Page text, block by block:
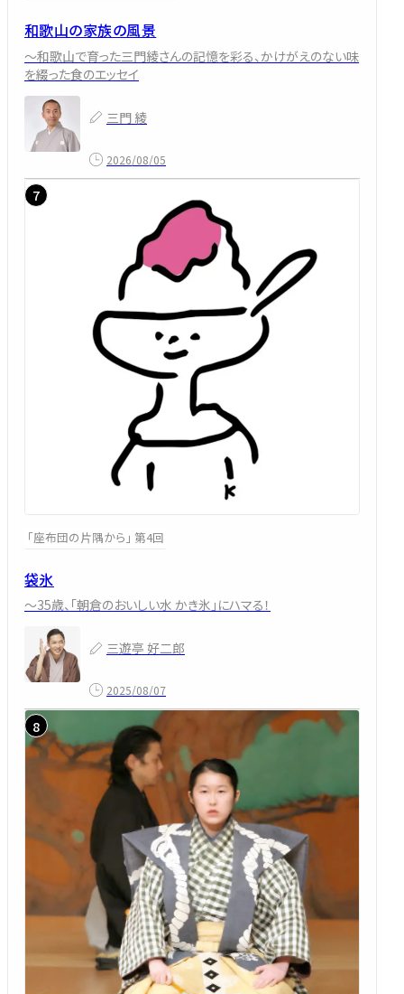
和歌山の家族の風景
～和歌山で育った三門綾さんの記憶を彩る、かけがえのない味
を綴った食のエッセイ
三門 綾
2026/08/05
「座布団の片隅から」 第4回
袋氷
～35歳、「朝倉のおいしい水 かき氷」にハマる！
三遊亭 好二郎
2025/08/07